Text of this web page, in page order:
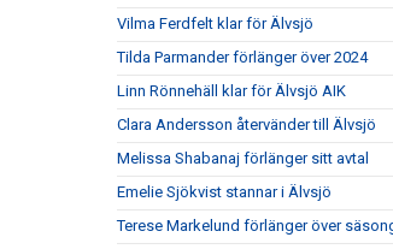
Vilma Ferdfelt klar för Älvsjö
Tilda Parmander förlänger över 2024
Linn Rönnehäll klar för Älvsjö AIK
Clara Andersson återvänder till Älvsjö
Melissa Shabanaj förlänger sitt avtal
Emelie Sjökvist stannar i Älvsjö
Terese Markelund förlänger över